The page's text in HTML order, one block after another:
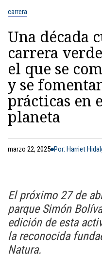
carrera
Una década
carrera
el que se
y se
prácticas en
planeta
marzo 22, 2025 Por: Harriet
El próximo 27 de
parque Simón
edición de esta
la reconocida
Natura.